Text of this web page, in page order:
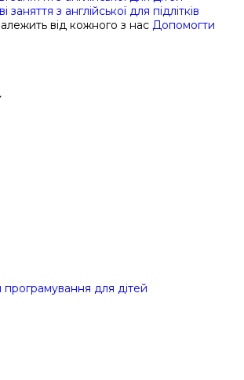
заняття з англійської для підлітків
від кожного з нас Допомогти
програмування для дітей